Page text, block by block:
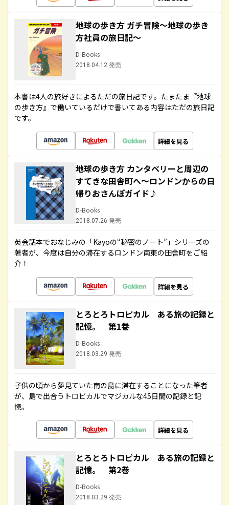
地球の歩き方 ガチ冒険～地球の歩き
方社員の旅日記～
D-Books
2018.04.12 発売
本書は4人の旅好きによるただの旅日記です。たまたま『地球
の歩き方』で働いているだけで書いてある内容はただの旅日記
です。
詳細を見る
地球の歩き方 カンタベリーと周辺の
すてきな田舎町へ～ロンドンからの日
帰りおさんぽガイド♪
D-Books
2018.07.26 発売
英会話本でおなじみの「Kayoの“秘密のノート”」シリーズの
著者が、今度は自分の滞在するロンドン南東の田舎町をご紹
介！
詳細を見る
とろとろトロピカル ある旅の記録と
記憶。 第1巻
D-Books
2018.03.29 発売
子供の頃から夢見ていた南の島に滞在することになった筆者
が、島で出合うトロピカルでマジカルな45日間の記録と記
憶。
詳細を見る
とろとろトロピカル ある旅の記録と
記憶。 第2巻
D-Books
2018.03.29 発売